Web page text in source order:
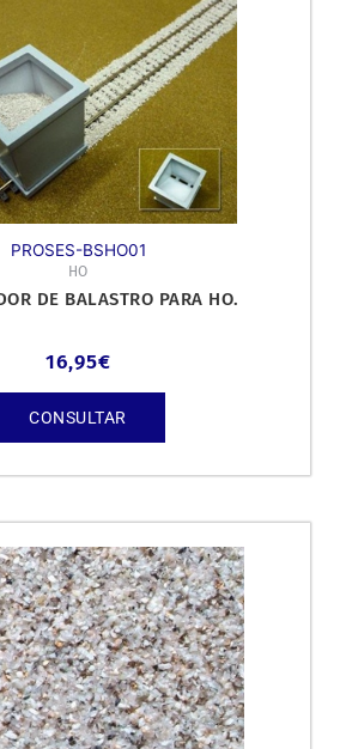
PROSES-BSHO01
HO
DE BALASTRO PARA HO.
16,95€
CONSULTAR